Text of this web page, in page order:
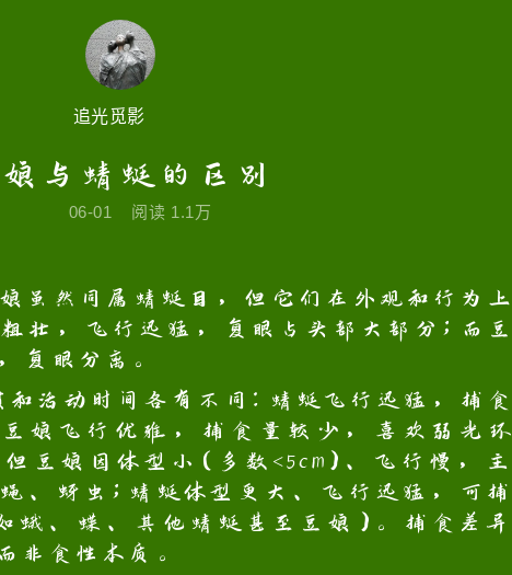
追光觅影
与蜻蜓的区别
06-01 阅读 1.1万
虽然同属蜻蜓目，但它们在外观和行为上
壮，飞行迅猛，复眼占头部大部分；而豆
复眼分离。
活动时间各有不同：蜻蜓飞行迅猛，捕食
娘飞行优雅，捕食量较少，喜欢弱光环
豆娘因体型小（多数<5cm）、飞行慢，‌主
、蚜虫‌；蜻蜓体型更大、飞行迅猛，‌可捕
蛾、蝶、其他蜻蜓甚至豆娘）‌。捕食差异
非食性本质‌。‌‌